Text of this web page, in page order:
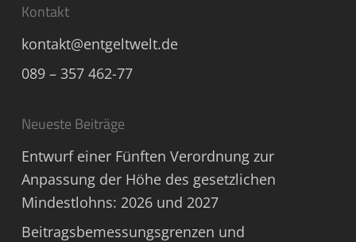
Kontakt
kontakt@entgeltwelt.de
089 – 357 462-77
Neueste Beiträge
Entwurf einer Fünften Verordnung zur
Anpassung der Höhe des gesetzlichen
Mindestlohns: 2026 und 2027
Beitragsbemessungsgrenzen und